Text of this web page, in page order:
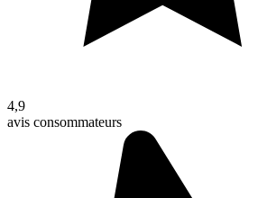
4,9
avis consommateurs